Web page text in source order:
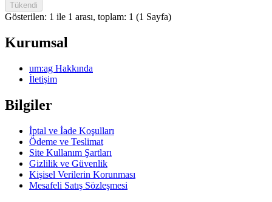
Tükendi
Gösterilen: 1 ile 1 arası, toplam: 1 (1 Sayfa)
Kurumsal
um:ag Hakkında
İletişim
Bilgiler
İptal ve İade Koşulları
Ödeme ve Teslimat
Site Kullanım Şartları
Gizlilik ve Güvenlik
Kişisel Verilerin Korunması
Mesafeli Satış Sözleşmesi